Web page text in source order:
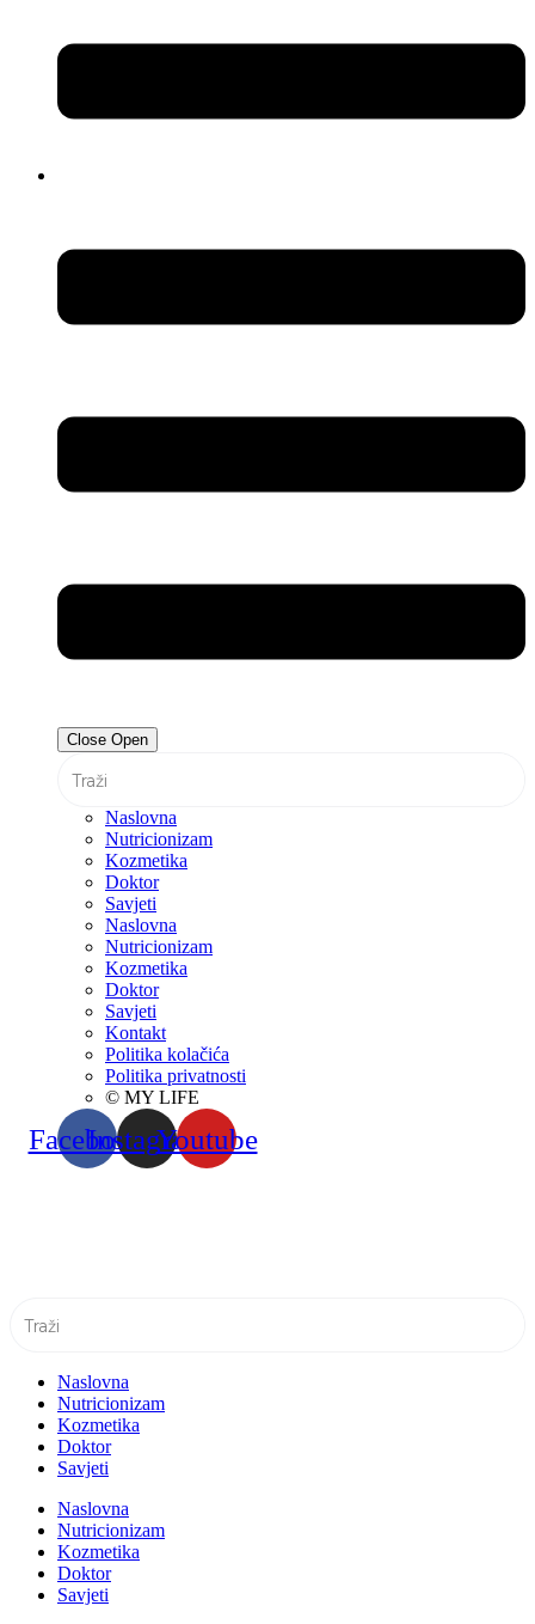
Close Open
Naslovna
Nutricionizam
Kozmetika
Doktor
Savjeti
Naslovna
Nutricionizam
Kozmetika
Doktor
Savjeti
Kontakt
Politika kolačića
Politika privatnosti
© MY LIFE
FacebookInstagramYoutube
Naslovna
Nutricionizam
Kozmetika
Doktor
Savjeti
Naslovna
Nutricionizam
Kozmetika
Doktor
Savjeti